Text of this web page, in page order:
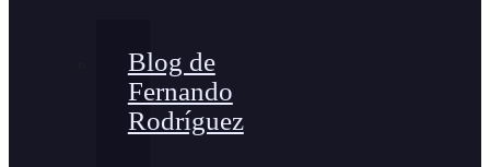
Blog de
Fernando
Rodríguez